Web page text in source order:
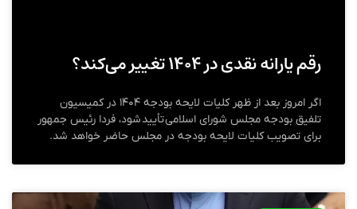
رقم یارانه‌ نقدی در ۱۴۰۴ تغییر می‌کند؟
اگر امروز بعد از ظهر کلیات لایحه بودجه ۱۴۰۴ در کمیسیون
تلفیق بودجه مجلس شورای اسلامی تأیید شود، فردا رئیس جمهور
برای تصویب کلیات لایحه بودجه در مجلس حاضر خواهد شد.